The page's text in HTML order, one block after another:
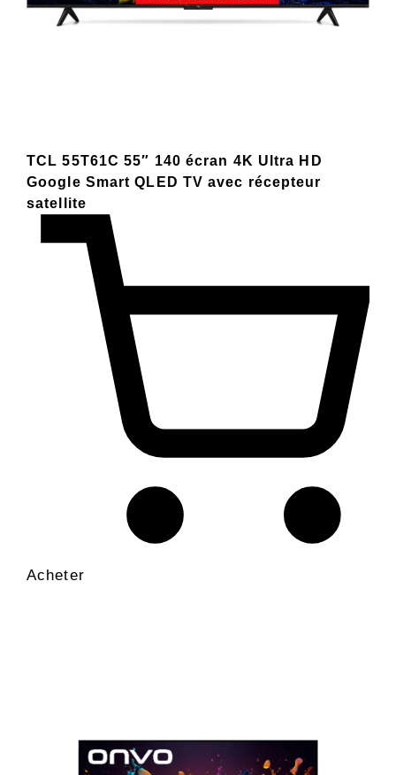
TCL 55T61C 55″ 140 écran 4K Ultra HD
Google Smart QLED TV avec récepteur
satellite
Acheter